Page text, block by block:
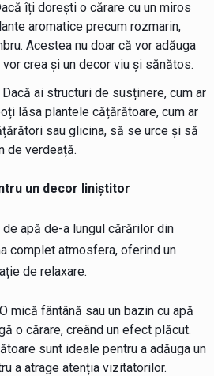
îți dorești o cărare cu un miros
aromatice precum rozmarin,
Acestea nu doar că vor adăuga
crea și un decor viu și sănătos.
Dacă ai structuri de susținere, cum ar
lăsa plantele cățărătoare, cum ar
sau glicina, să se urce și să
de verdeață.
un decor liniștitor
apă de-a lungul cărărilor din
complet atmosfera, oferind un
de relaxare.
mică fântână sau un bazin cu apă
o cărare, creând un efect plăcut.
sunt ideale pentru a adăuga un
a atrage atenția vizitatorilor.